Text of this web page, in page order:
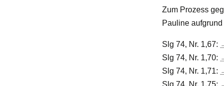
Zum Prozess
Pauline
Slg 74, Nr. 1,67:
Slg 74, Nr. 1,70:
Slg 74, Nr. 1,71:
Slg 74, Nr. 1,75: